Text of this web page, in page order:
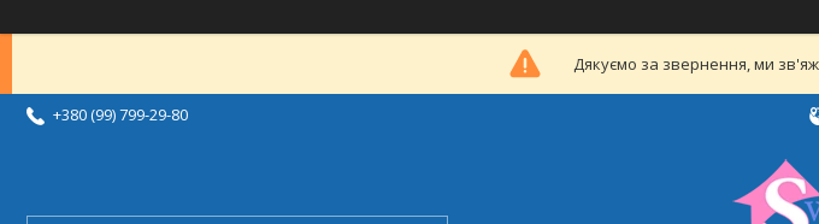
Дякуємо за звернення, ми
+380 (99) 799-29-80